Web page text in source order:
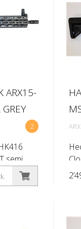
ARX15-
2
semi
(.223
rate